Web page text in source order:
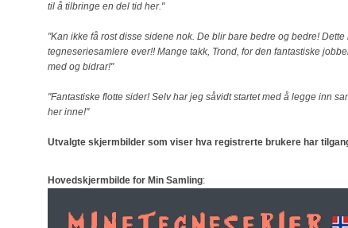
til å tilbringe en del tid her."
"Kan ikke få rost disse sidene nok. De blir bare bedre og bedre!
tegneseriesamlere ever!! Mange takk, Trond, for den fantastiske
med og bidrar!"
"Fantastiske flotte sider! Selv har jeg såvidt startet med å legge inn
her inne!"
Utvalgte skjermbilder som viser hva registrerte brukere har
Hovedskjermbilde for Min Samling: